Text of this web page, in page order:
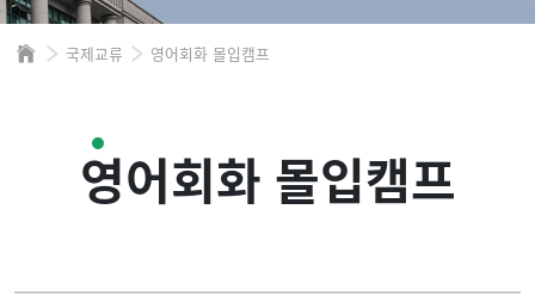
국제교류 영어회화 몰입캠프
영어회화 몰입캠프